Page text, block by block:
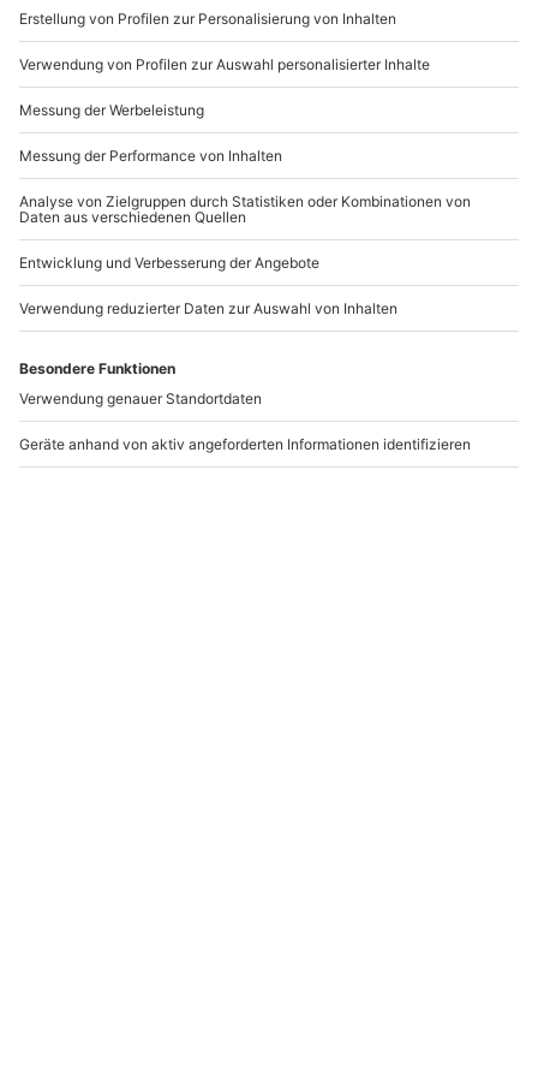
Alle Teilnehmer sind während des Kurses über die
Drohnen-Haftpflichtversicherung des
Veranstalters mitversichert
Flugerfahrung wird in diesem Kurs vorausgesetzt.
Falls jemand noch keine Flugerfahrung hat und
den Drohnenvideografie Kurse besuchen möchte,
kann derjenige den Drohnen-Workshop am
Vormittag dazubuchen. Im Drohnen-Workshop
wird dem Teilnehmer die Praxiserfahrung
vermittelt, die im nachfolgenden Kurs
www.b2b.mydays.de/
Artikelnummer:60271
Andere Produkte entdecken
Drohnevideografie
Kurs Freiburg
Drohnenfotografie
Kurs Villingen-